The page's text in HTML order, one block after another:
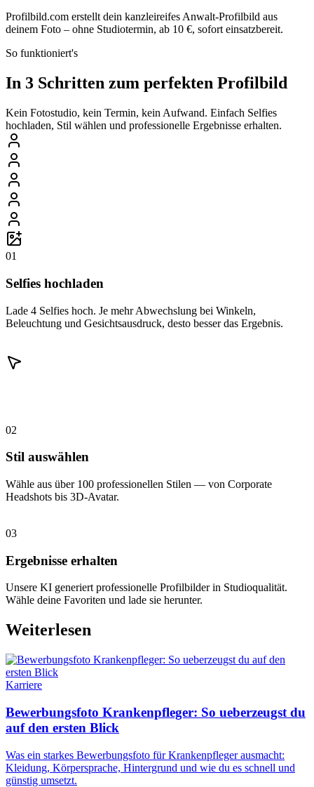
Profilbild.com erstellt dein kanzleireifes Anwalt-Profilbild aus
deinem Foto – ohne Studiotermin, ab 10 €, sofort einsatzbereit.
So funktioniert's
In 3 Schritten zum perfekten Profilbild
Kein Fotostudio, kein Termin, kein Aufwand. Einfach Selfies
hochladen, Stil wählen und professionelle Ergebnisse erhalten.
01
Selfies hochladen
Lade 4 Selfies hoch. Je mehr Abwechslung bei Winkeln,
Beleuchtung und Gesichtsausdruck, desto besser das Ergebnis.
02
Stil auswählen
Wähle aus über 100 professionellen Stilen — von Corporate
Headshots bis 3D-Avatar.
03
Ergebnisse erhalten
Unsere KI generiert professionelle Profilbilder in Studioqualität.
Wähle deine Favoriten und lade sie herunter.
Weiterlesen
Karriere
Bewerbungsfoto Krankenpfleger: So ueberzeugst du
auf den ersten Blick
Was ein starkes Bewerbungsfoto für Krankenpfleger ausmacht:
Kleidung, Körpersprache, Hintergrund und wie du es schnell und
günstig umsetzt.